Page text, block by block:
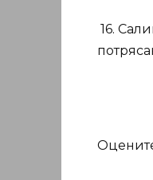
16.